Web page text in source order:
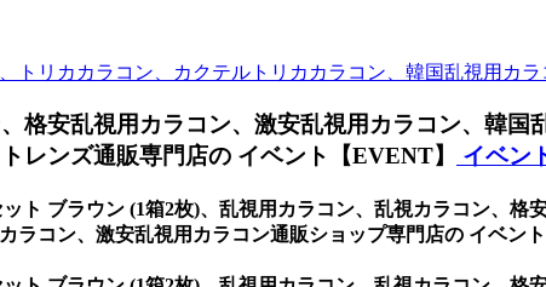
トリカカラコン、カクテルトリカカラコン、韓国乱視用カ
格安乱視用カラコン、激安乱視用カラコン、韓
レンズ通販専門店の イベント【EVENT】
イベン
ット ブラウン (1箱2枚)、乱視用カラコン、乱視カラコン、
ラコン、激安乱視用カラコン通販ショップ専門店の イベン